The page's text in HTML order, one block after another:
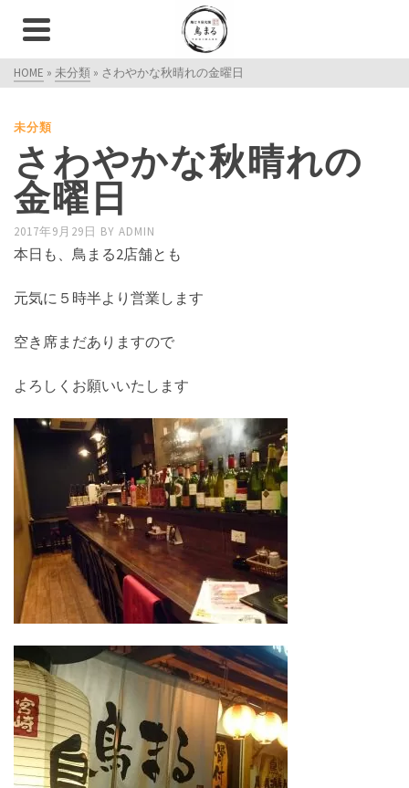
HOME » 未分類 » さわやかな秋晴れの金曜日
未分類
さわやかな秋晴れの
金曜日
2017年9月29日 BY ADMIN
本日も、鳥まる2店舗とも
元気に５時半より営業します
空き席まだありますので
よろしくお願いいたします